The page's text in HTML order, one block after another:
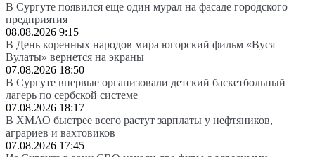
В Сургуте появился еще один мурал на фасаде городского
предприятия
08.08.2026 9:15
В День коренных народов мира югорский фильм «Вуся
Вулаты» вернется на экраны
07.08.2026 18:50
В Сургуте впервые организовали детский баскетбольный
лагерь по сербской системе
07.08.2026 18:17
В ХМАО быстрее всего растут зарплаты у нефтяников,
аграриев и вахтовиков
07.08.2026 17:45